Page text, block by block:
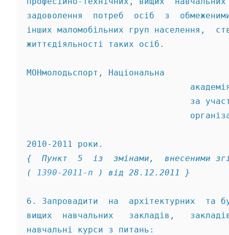
задоволення  потреб  осіб  з
інших маломобільних груп населення,
життєдіяльності таких осіб.
МОНмолодьспорт, Національна
за
{  Пункт  5  із  змінами,  внесеними
( 1390-2011-п ) від 28.12.2011 }
6. Запровадити  на  архітектурних  та
вищих  навчальних   закладів,
навчальні курси з питань: